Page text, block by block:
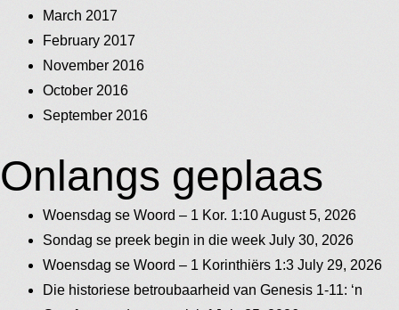
March 2017
February 2017
November 2016
October 2016
September 2016
Onlangs geplaas
Woensdag se Woord – 1 Kor. 1:10August 5, 2026
Sondag se preek begin in die week July 30, 2026
Woensdag se Woord – 1 Korinthiërs 1:3 July 29, 2026
Die historiese betroubaarheid van Genesis 1-11: ‘n